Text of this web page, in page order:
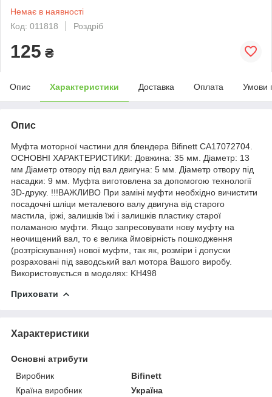
Немає в наявності
Код: 011818
Роздріб
125 ₴
Опис Характеристики Доставка Оплата Умови
Опис
Муфта моторної частини для блендера Bifinett CA17072704.
ОСНОВНІ ХАРАКТЕРИСТИКИ: Довжина: 35 мм. Діаметр: 13
мм Діаметр отвору під вал двигуна: 5 мм. Діаметр отвору під
насадки: 9 мм. Муфта виготовлена за допомогою технології
3D-друку. !!!ВАЖЛИВО При заміні муфти необхідно вичистити
посадочні шліци металевого валу двигуна від старого
мастила, іржі, залишків їжі і залишків пластику старої
поламаною муфти. Якщо запресовувати нову муфту на
неочищений вал, то є велика ймовірність пошкодження
(розтріскування) нової муфти, так як, розміри і допуски
розраховані під заводський вал мотора Вашого виробу.
Використовується в моделях: KH498
Приховати
Характеристики
Основні атрибути
Виробник
Bifinett
Країна виробник
Україна